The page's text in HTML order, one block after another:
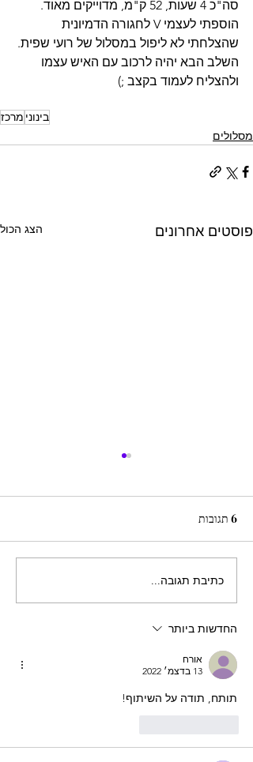
סה"כ 4 שעות, 52 ק"מ, מדוייקים מאוד.
הוספתי לעצמי V לחגורה הדמיונית
שהצלחתי לא ליפול במסלול של רועי שפית.
השלב הבא יהיה לרכוב עם האיש עצמו
ולהצליח לעמוד בקצב ;)
בינוני מרכז
מסלולים
פוסטים אחרונים הצג הכול
סיבוב קל-בינוני בהרי ירושלים:
לטרון, הר טיסים, חרבת חנות
6 תגובות
כתיבת תגובה...
החדשות ביותר
אורח
13 בדצמ׳ 2022
תותח, תודה על השיתוף!